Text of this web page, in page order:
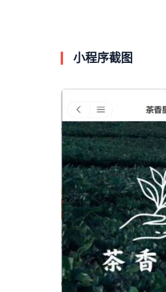
小程序截图